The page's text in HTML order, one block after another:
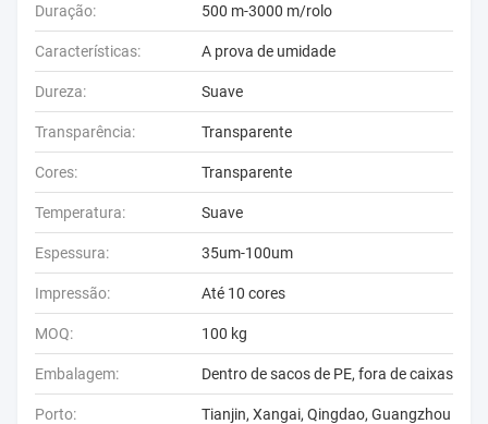
Duração: 500 m-3000 m/rolo
Características: A prova de umidade
Dureza: Suave
Transparência: Transparente
Cores: Transparente
Temperatura: Suave
Espessura: 35um-100um
Impressão: Até 10 cores
MOQ: 100 kg
Embalagem: Dentro de sacos de PE, fora de caixas
Porto: Tianjin, Xangai, Qingdao, Guangzhou